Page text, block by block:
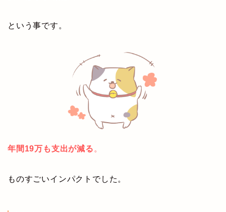
という事です。
年間19万も支出が減る 。
ものすごいインパクトでした。